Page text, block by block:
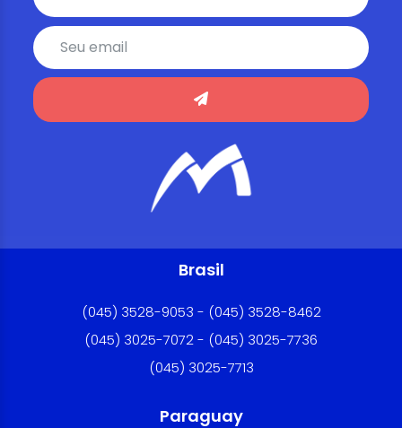
Brasil
(045) 3528-9053 - (045) 3528-8462
(045) 3025-7072 - (045) 3025-7736
(045) 3025-7713
Paraguay